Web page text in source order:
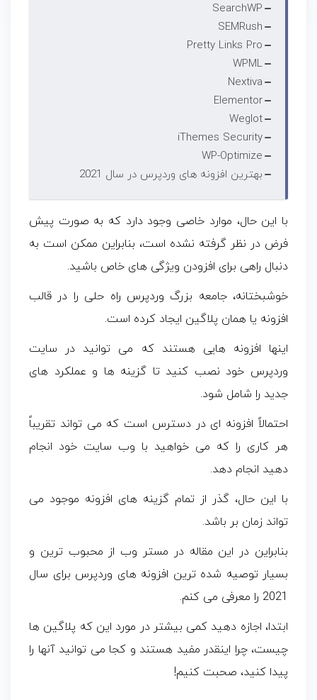
SearchWP
SEMRush
Pretty Links Pro
WPML
Nextiva
Elementor
Weglot
iThemes Security
WP-Optimize
بهترین افزونه های وردپرس در سال 2021
با این حال، موارد خاصی وجود دارد که به صورت پیش‌
فرض در نظر گرفته نشده است، بنابراین ممکن است به
دنبال راهی برای افزودن ویژگی‌ های خاص باشید.
خوشبختانه، جامعه بزرگ وردپرس راه حلی را در قالب
افزونه یا همان پلاگین ایجاد کرده است.
اینها افزونه‌ هایی هستند که می‌ توانید در سایت
وردپرس خود نصب کنید تا گزینه‌ ها و عملکرد های
جدید را شامل شود.
احتمالاً افزونه ای در دسترس است که می تواند تقریباً
هر کاری را که می خواهید با وب سایت خود انجام
دهید انجام دهد.
با این حال، گذر از تمام گزینه‌ های افزونه موجود می‌
تواند زمان‌ بر باشد.
بنابراین در این مقاله در مستر وب از محبوب ترین و
بسیار توصیه شده ترین افزونه های وردپرس برای سال
2021 را معرفی می کنم.
ابتدا، اجازه دهید کمی بیشتر در مورد این که پلاگین ها
چیست، چرا اینقدر مفید هستند و کجا می توانید آنها را
پیدا کنید، صحبت کنیم!